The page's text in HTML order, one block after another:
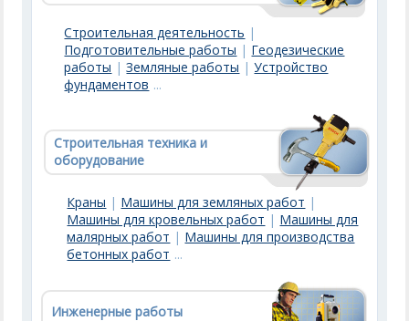
Строительная деятельность |
Подготовительные работы | Геодезические
работы |Земляные работы |Устройство
фундаментов ...
Строительная техника и
оборудование
Краны | Машины для земляных работ |
Машины для кровельных работ | Машины для
малярных работ | Машины для производства
бетонных работ ...
Инженерные работы